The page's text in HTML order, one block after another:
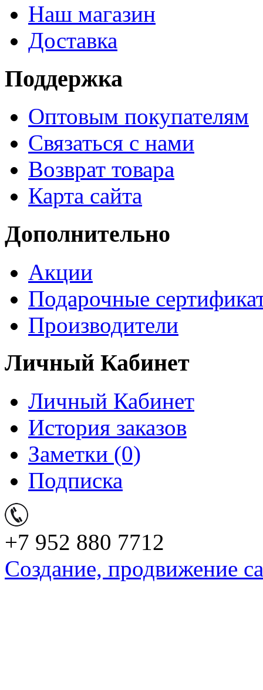
Наш магазин
Доставка
Поддержка
Оптовым покупателям
Связаться с нами
Возврат товара
Карта сайта
Дополнительно
Акции
Подарочные
Производители
Личный Кабинет
Личный Кабинет
История заказов
Заметки (0)
Подписка
+7 952 880 7712
Создание, продвижение